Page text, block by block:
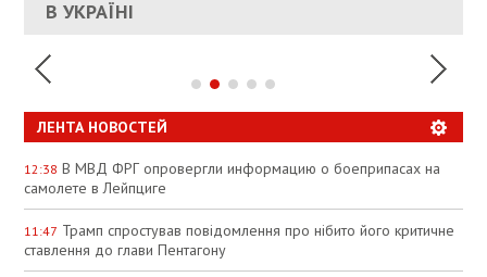
УКРАИНЕ
В УКРАЇНІ
СПЕКУЛЯЦІЇ
ЛЕНТА НОВОСТЕЙ
12:38 В МВД ФРГ опровергли информацию о боеприпасах на
самолете в Лейпциге
11:47 Трамп спростував повідомлення про нібито його критичне
ставлення до глави Пентагону